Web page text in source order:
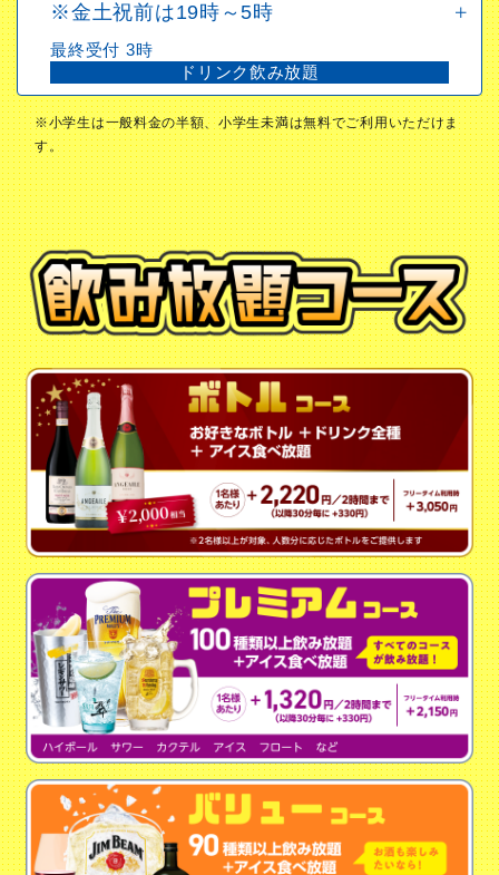
※金土祝前は19時～5時
最終受付 3時
ドリンク飲み放題
※小学生は一般料金の半額、小学生未満は無料でご利用いただけま
す。